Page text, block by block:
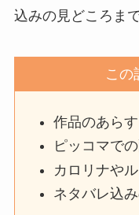
込みの見どころま
この
作品のあら
ピッコマで
カロリナや
ネタバレ込